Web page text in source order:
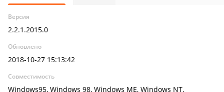
Версия
2.2.1.2015.0
Обновлено
2018-10-27 15:13:42
Совместимость
Windows95, Windows 98, Windows ME, Windows NT,